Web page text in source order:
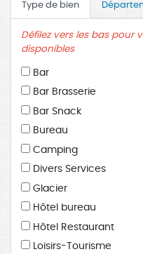
Type de bien
Défilez vers les bas pour
disponibles
Bar
Bar Brasserie
Bar Snack
Bureau
Camping
Divers Services
Glacier
Hôtel bureau
Hôtel Restaurant
Loisirs-Tourisme